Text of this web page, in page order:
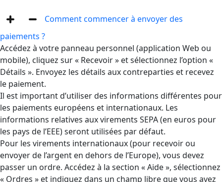
Comment commencer à envoyer des
paiements ?
Accédez à votre panneau personnel (application Web ou
mobile), cliquez sur « Recevoir » et sélectionnez l’option «
Détails ». Envoyez les détails aux contreparties et recevez
le paiement.
Il est important d’utiliser des informations différentes pour
les paiements européens et internationaux. Les
informations relatives aux virements SEPA (en euros pour
les pays de l’EEE) seront utilisées par défaut.
Pour les virements internationaux (pour recevoir ou
envoyer de l’argent en dehors de l’Europe), vous devez
passer un ordre. Accédez à la section « Aide », sélectionnez
« Ordres » et indiquez dans un champ libre que vous avez